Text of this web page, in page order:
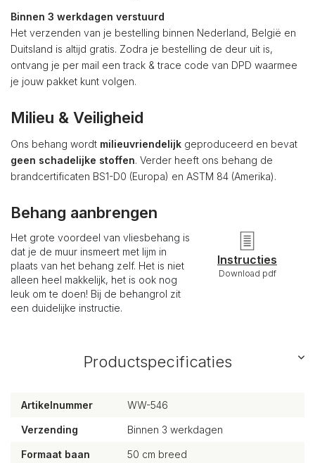
Binnen 3 werkdagen verstuurd
Het verzenden van je bestelling binnen Nederland, België en
Duitsland is altijd gratis. Zodra je bestelling de deur uit is,
ontvang je per mail een track & trace code van DPD waarmee
je jouw pakket kunt volgen.
Milieu & Veiligheid
Ons behang wordt milieuvriendelijk geproduceerd en bevat
geen schadelijke stoffen. Verder heeft ons behang de
brandcertificaten BS1-D0 (Europa) en ASTM 84 (Amerika).
Behang aanbrengen
Het grote voordeel van vliesbehang is
dat je de muur insmeert met lijm in
plaats van het behang zelf. Het is niet
alleen heel makkelijk, het is ook nog
leuk om te doen! Bij de behangrol zit
een duidelijke instructie.
Instructies
Download pdf
Productspecificaties
Artikelnummer WW-546
Verzending Binnen 3 werkdagen
Formaat baan 50 cm breed